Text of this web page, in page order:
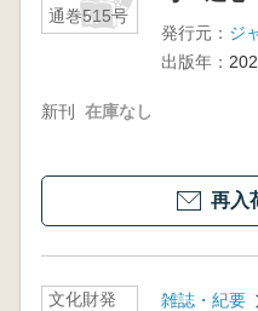
通巻515号
発行元： ジ
出版年：
新刊 在庫なし
再入
文化財発
雑誌・紀要